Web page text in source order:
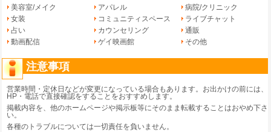
美容室/メイク
アパレル
病院/クリニック
女装
コミュニティスペース
ライブチャット
占い
カウンセリング
通販
動画配信
ゲイ映画館 その他
注意事項
営業時間・定休日などが変更になっている場合もあります。お出かけの前には、
HP・電話で直接確認をすることをおすすめします。
掲載内容を、他のホームページや掲示板等にそのまま転載することはおやめ下さ
い。
各種のトラブルについては一切責任を負いません。